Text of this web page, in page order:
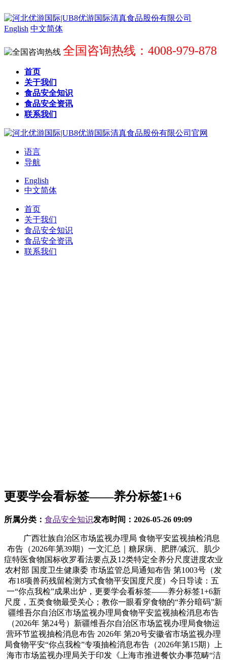
English 中文简体
全国咨询热线：4008-979-878
首页
关于我们
食品安全知识
食品安全资讯
联系我们
语言
导航
English
中文简体
首页
关于我们
食品安全知识
食品安全资讯
联系我们
更要学会看标签——养分标签1+6
所属分类： 食品安全知识发布时间： 2026-05-26 09:09
广西壮族自治区市场监视办理局 食物平安监视抽检消息
布告（2026年第39期）一文汇总｜糖尿病、肥胖/减沉、肌少
症特医食物国标收罗看法要点及12类特定全养分尺度进度农业
农村部 国度卫生健康委 市场监管总局通知布告 第1003号（发
布18项兽药残留检测方式食物平安国度尺度）今日导读：五
一“你点我检”成果出炉，更要学会看标签——养分标签1+6新
尺度，五类食物最受关心；教你一眼看穿食物的“养分暗码”新
疆维吾尔自治区市场监视办理局食物平安监视抽检消息布告
（2026年 第24号）新疆维吾尔自治区市场监视办理局食物运
营环节监视抽检消息布告 2026年 第20号安徽省市场监视办理
局食物平安“你点我检”专项抽检消息布告（2026年第15期）上
海市市场监视办理局关于印发《上海市推进餐饮办事范畴“洁